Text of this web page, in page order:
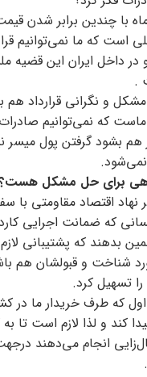
با چندین برابر شدن
است که ما نمی‌توانیم
در داخل ایران این قضیه
.
و نگرانی قرارداد هم
ماست که نمی‌توانیم‌
هم بشود گرفتن پول
نمی‌شود.
برای حل مشکل
نهاد اقتصاد مقاومتی با
که ضمانت اجرایی
بدهند که پشتیبانی
شناخت و قبولشان هم
تسهیل کرد.
اول که طرف خریدار ما در
کند و لذا لازم است تا
انجام می‌دهند